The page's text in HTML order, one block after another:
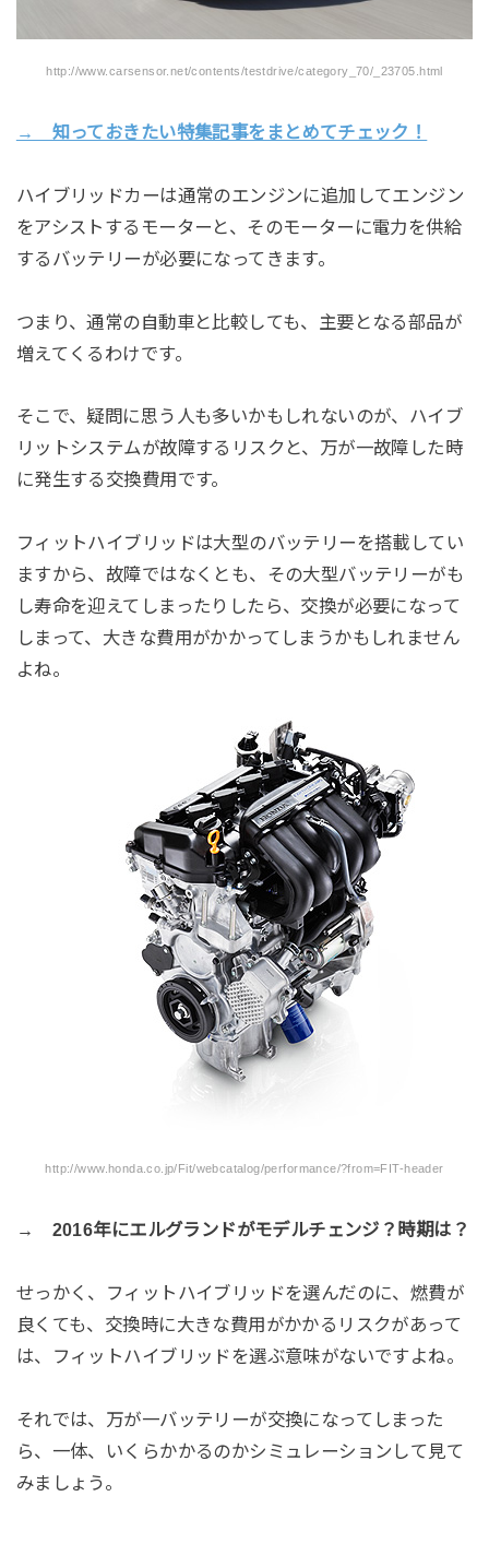
http://www.carsensor.net/contents/testdrive/category_70/_23705.html
→ 知っておきたい特集記事をまとめてチェック！
ハイブリッドカーは通常のエンジンに追加してエンジン
をアシストするモーターと、そのモーターに電力を供給
するバッテリーが必要になってきます。
つまり、通常の自動車と比較しても、主要となる部品が
増えてくるわけです。
そこで、疑問に思う人も多いかもしれないのが、ハイブ
リットシステムが故障するリスクと、万が一故障した時
に発生する交換費用です。
フィットハイブリッドは大型のバッテリーを搭載してい
ますから、故障ではなくとも、その大型バッテリーがも
し寿命を迎えてしまったりしたら、交換が必要になって
しまって、大きな費用がかかってしまうかもしれません
よね。
http://www.honda.co.jp/Fit/webcatalog/performance/?from=FIT-header
→ 2016年にエルグランドがモデルチェンジ？時期は？
せっかく、フィットハイブリッドを選んだのに、燃費が
良くても、交換時に大きな費用がかかるリスクがあって
は、フィットハイブリッドを選ぶ意味がないですよね。
それでは、万が一バッテリーが交換になってしまった
ら、一体、いくらかかるのかシミュレーションして見て
みましょう。